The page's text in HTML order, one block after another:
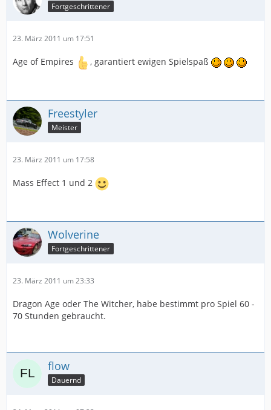
Fortgeschrittener
23. März 2011 um 17:51
Age of Empires , garantiert ewigen Spielspaß
Freestyler
Meister
23. März 2011 um 17:58
Mass Effect 1 und 2
Wolverine
Fortgeschrittener
23. März 2011 um 23:33
Dragon Age oder The Witcher, habe bestimmt pro Spiel 60 -
70 Stunden gebraucht.
flow
Dauernd